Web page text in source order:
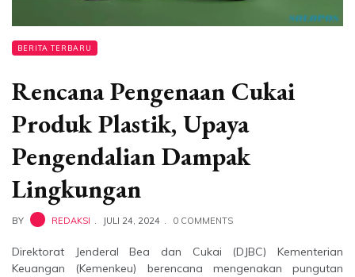
BERITA TERBARU
Rencana Pengenaan Cukai
Produk Plastik, Upaya
Pengendalian Dampak
Lingkungan
BY REDAKSI JULI 24, 2024 0 COMMENTS
Direktorat Jenderal Bea dan Cukai (DJBC) Kementerian
Keuangan (Kemenkeu) berencana mengenakan pungutan